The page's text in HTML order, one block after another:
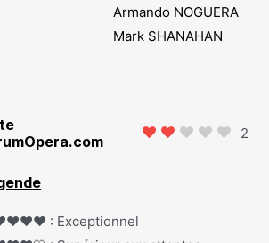
Armando NOGUERA
Mark SHANAHAN
2
: Exceptionnel